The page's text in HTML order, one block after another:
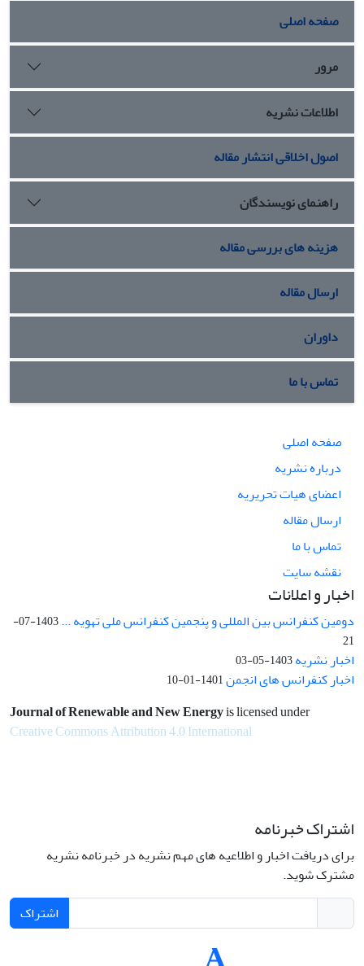
صفحه اصلی
مرور
اطلاعات نشریه
اصول اخلاقی انتشار مقاله
راهنمای نویسندگان
هزینه های بررسی مقاله
ارسال مقاله
داوران
تماس با ما
صفحه اصلی
درباره نشریه
اعضای هیات تحریریه
ارسال مقاله
تماس با ما
نقشه سایت
اخبار و اعلانات
دومین کنفرانس بین المللی و پنجمین کنفرانس ملی تهویه ...
1403-07-
21
اخبار نشریه1403-05-03
اخبار کنفرانس های انجمن1401-01-10
Journal of Renewable and New Energyis licensed under
Creative Commons Attribution 4.0 International
اشتراک خبرنامه
برای دریافت اخبار و اطلاعیه های مهم نشریه در خبرنامه نشریه
مشترک شوید.
اشتراک